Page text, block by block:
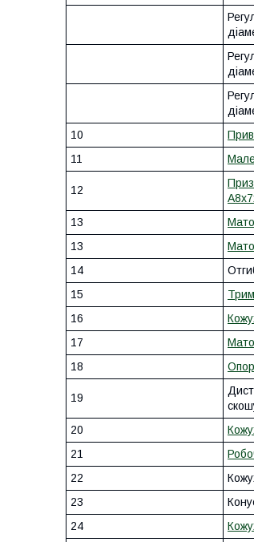
10
11
12
13
13
14
15
16
17
18
19
20
21
22
23
24